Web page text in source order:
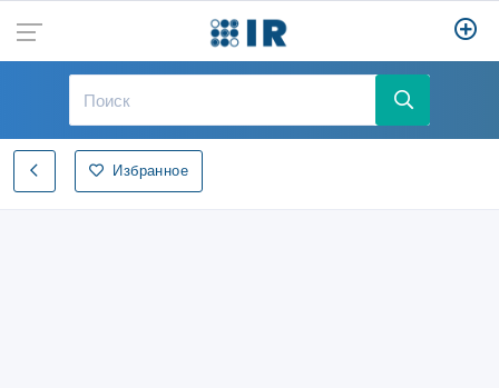
Избранное